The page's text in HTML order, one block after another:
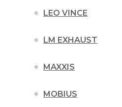
LEO VINCE
LM EXHAUST
MAXXIS
MOBIUS